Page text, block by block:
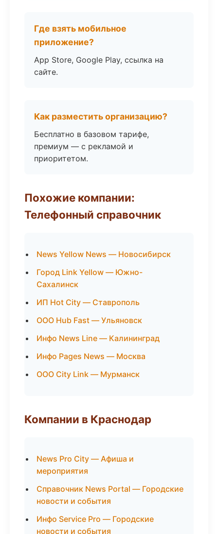
Где взять мобильное
приложение?
App Store, Google Play, ссылка на
сайте.
Как разместить организацию?
Бесплатно в базовом тарифе,
премиум — с рекламой и
приоритетом.
Похожие компании:
Телефонный справочник
News Yellow News — Новосибирск
Город Link Yellow — Южно-
Сахалинск
ИП Hot City — Ставрополь
ООО Hub Fast — Ульяновск
Инфо News Line — Калининград
Инфо Pages News — Москва
ООО City Link — Мурманск
Компании в Краснодар
News Pro City — Афиша и
мероприятия
Справочник News Portal — Городские
новости и события
Инфо Service Pro — Городские
новости и события